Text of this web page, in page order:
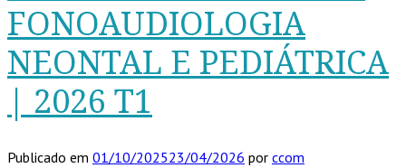
FONOAUDIOLOGIA
NEONTAL E PEDIÁTRICA
| 2026 T1
Publicado em 01/10/202523/04/2026 por ccom